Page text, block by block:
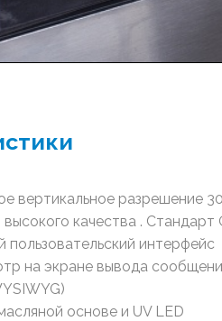
вертикальное разрешение
качества . Стандарт
пользовательский интерфейс
на экране вывода
основе и UV LED